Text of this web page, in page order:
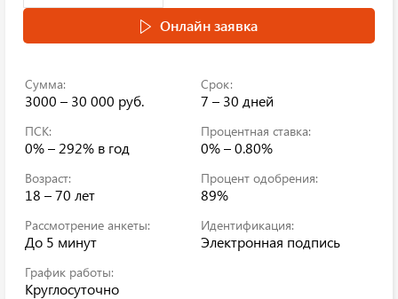
Онлайн заявка
Сумма:
3000 – 30 000 руб.
Срок:
7 – 30 дней
ПСК:
0% – 292% в год
Процентная ставка:
0% – 0.80%
Возраст:
18 – 70 лет
Процент одобрения:
89%
Рассмотрение анкеты:
До 5 минут
Идентификация:
Электронная подпись
График работы:
Круглосуточно